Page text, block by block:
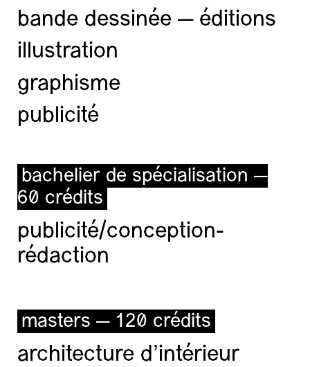
bande dessinée — éditions
illustration
graphisme
publicité
bachelier de spécialisation —
60 crédits
publicité/conception-
rédaction
masters — 120 crédits
architecture d’intérieur